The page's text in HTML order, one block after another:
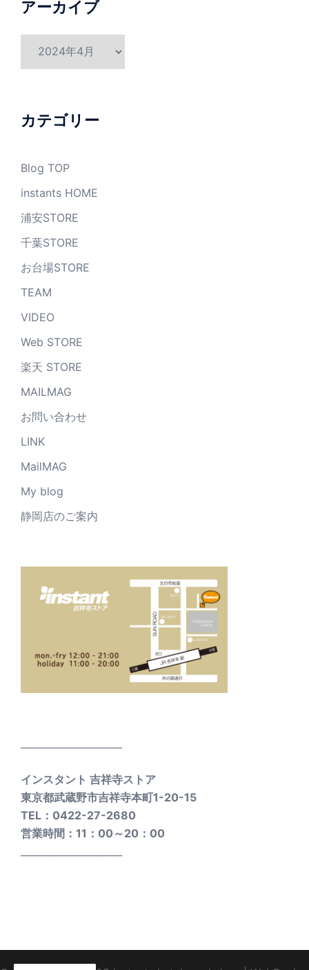
アーカイブ
ブ
カテゴリー
Blog TOP
instants HOME
浦安STORE
千葉STORE
お台場STORE
TEAM
VIDEO
Web STORE
楽天 STORE
MAILMAG
お問い合わせ
LINK
MailMAG
My blog
静岡店のご案内
インスタント 吉祥寺ストア
東京都武蔵野市吉祥寺本町1-20-15
TEL：0422-27-2680
営業時間：11：00～20：00